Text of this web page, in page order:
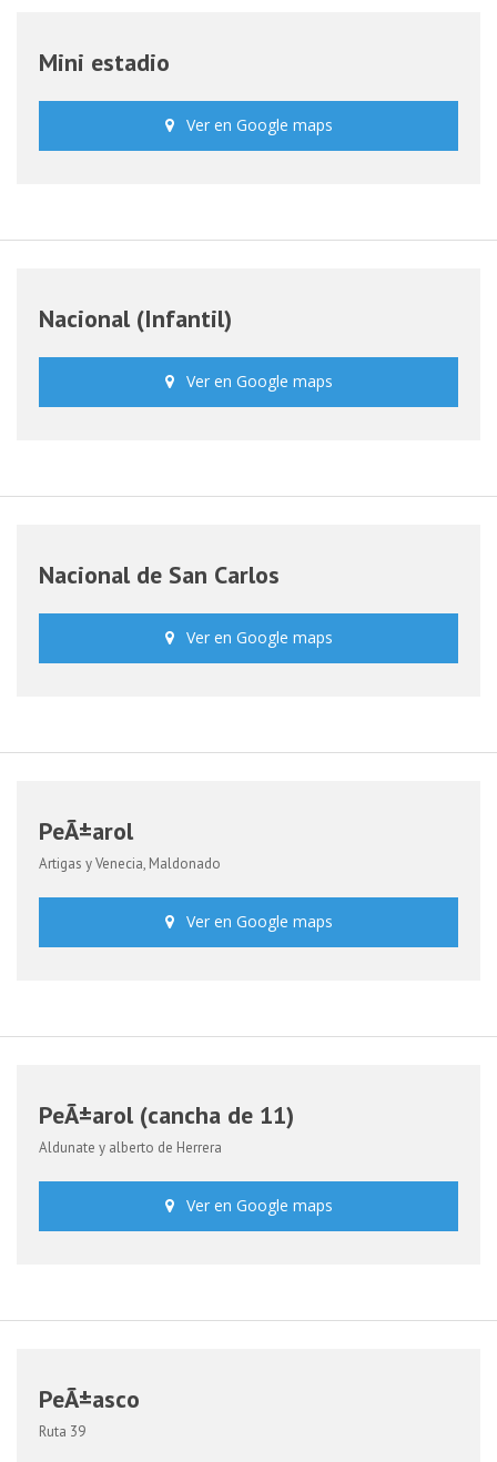
Mini estadio
Ver en Google maps
Nacional (Infantil)
Ver en Google maps
Nacional de San Carlos
Ver en Google maps
PeÃ±arol
Artigas y Venecia, Maldonado
Ver en Google maps
PeÃ±arol (cancha de 11)
Aldunate y alberto de Herrera
Ver en Google maps
PeÃ±asco
Ruta 39